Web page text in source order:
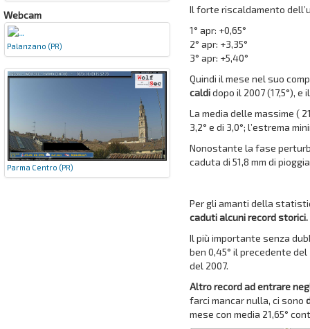
Webcam
Palanzano (PR)
Parma Centro (PR)
Il forte riscaldamento
1° apr: +0,65°
2° apr: +3,35°
3° apr: +5,40°
Quindi il mese nel suo
caldidopo il 2007 (17,5°), e il
La media delle massime (
3,2° e di 3,0°; l’estrema
Nonostante la fase
caduta di 51,8 mm di
Per gli amanti della
caduti alcuni record storici.
Il più importante senza
ben 0,45° il precedente del
del 2007.
Altro record ad entrare
farci mancar nulla, ci sono
mese con media 21,65°